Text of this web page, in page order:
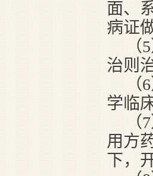
面、
病证
治则
学临
用方
下，